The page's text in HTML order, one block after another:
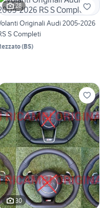
28
Originali Audi 2005-2026
S Completi
(BS)
30